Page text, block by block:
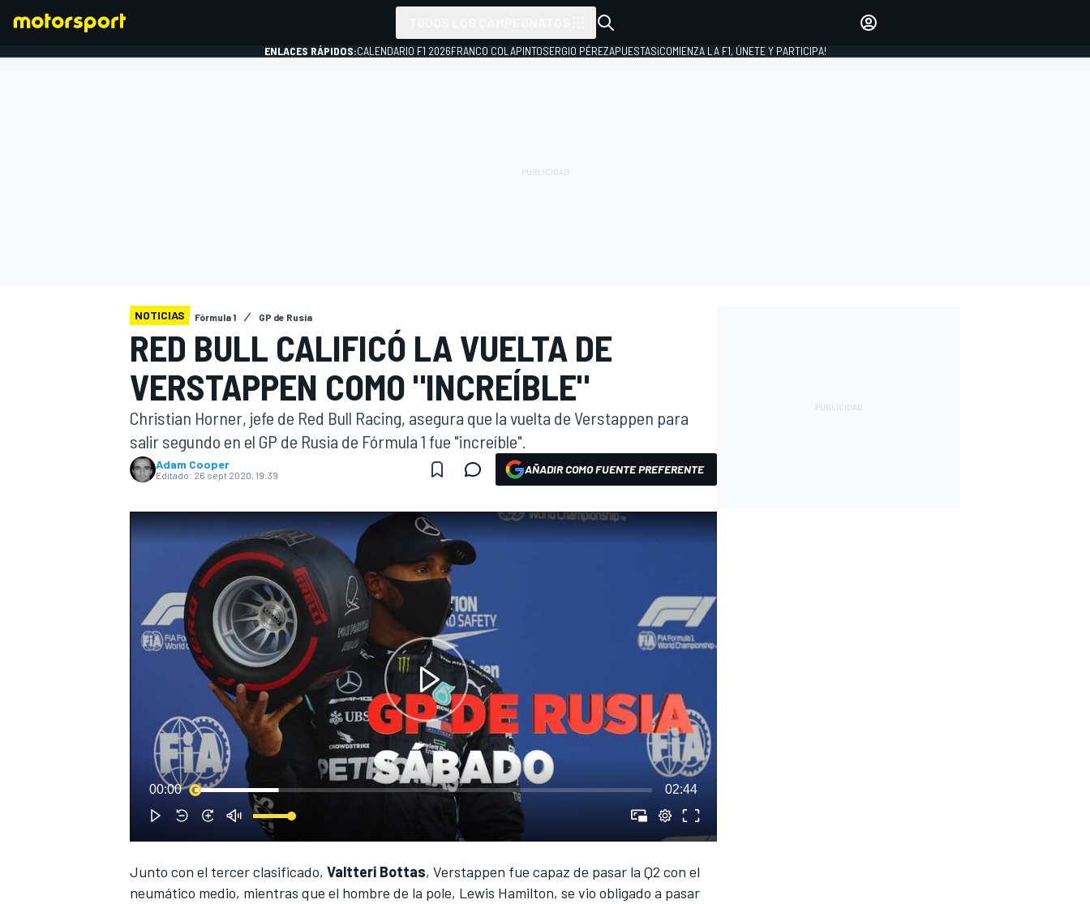
INDYCAR
MOTOGP
NASCAR CUP
INICIAR SESIÓN
ENLACES RÁPIDOS:CALENDARIO F1 2026FRANCO COLAPINTOSERGIO PÉREZAPUESTAS¡COMIENZA LA F1, ÚNETE Y PARTICIPA!
NOTICIAS Fórmula 1 GP de Rusia
RED BULL CALIFICÓ LA VUELTA DE
VERSTAPPEN COMO "INCREÍBLE"
Christian Horner, jefe de Red Bull Racing, asegura que la vuelta de Verstappen para
salir segundo en el GP de Rusia de Fórmula 1 fue "increíble".
Adam Cooper
Editado: 26 sept 2020, 19:39 AÑADIR COMO FUENTE PREFERENTE
00:00 02:44
Junto con el tercer clasificado, Valtteri Bottas, Verstappen fue capaz de pasar la Q2 con el
neumático medio, mientras que el hombre de la pole, Lewis Hamilton, se vio obligado a pasar